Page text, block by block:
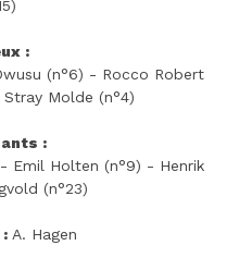
:
(n°6) - Rocco Robert
Molde (n°4)
:
Emil Holten (n°9) - Henrik
(n°23)
: A. Hagen